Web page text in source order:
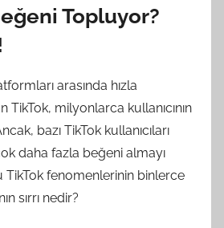
Topluyor?
arasında hızla
TikTok, milyonlarca kullanıcının
bazı TikTok kullanıcıları
daha fazla beğeni almayı
TikTok fenomenlerinin binlerce
sırrı nedir?